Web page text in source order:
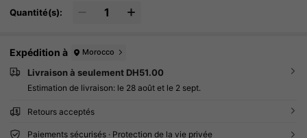
Quantité(s):
Expédition à Morocco
Livraison à seulement DH51.00
Estimation de livraison: le 28 août et le 2 sept.
Retours acceptés
Paiements sécurisés · Protection de la vie privée